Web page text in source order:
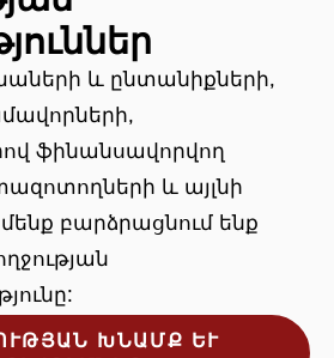
և ընտանիքների,
ֆինանսավորվող
և այլնի
բարձրացնում ենք
ԽՆԱՄՔ ԵՒ Բ